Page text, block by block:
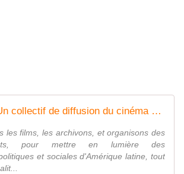
Pico y Pala | Un collectif de diffusion du cinéma engagé argentin et latino-américain.
les films, les archivons, et organisons des
pour mettre en lumière des
et sociales d'Amérique latine, tout